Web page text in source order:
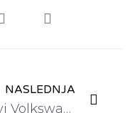
NASLEDNJA
Novi Volkswagen Multivan že z znanimi (slovenskimi) cenami